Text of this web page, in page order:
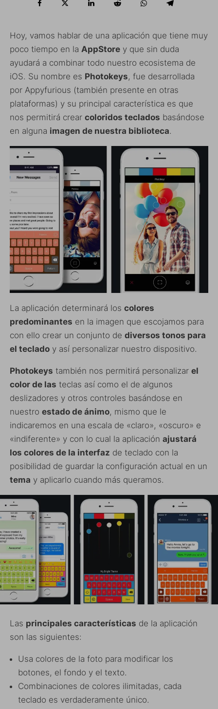
Hoy, vamos hablar de una aplicación que tiene muy
poco tiempo en la AppStore y que sin duda
ayudará a combinar todo nuestro ecosistema de
iOS. Su nombre es Photokeys, fue desarrollada
por Appyfurious (también presente en otras
plataformas) y su principal característica es que
nos permitirá crear coloridos teclados basándose
en alguna imagen de nuestra biblioteca.
La aplicación determinará los colores
predominantes en la imagen que escojamos para
con ello crear un conjunto de diversos tonos para
el teclado y así personalizar nuestro dispositivo.
Photokeys también nos permitirá personalizar el
color de las teclas así como el de algunos
deslizadores y otros controles basándose en
nuestro estado de ánimo, mismo que le
indicaremos en una escala de «claro», «oscuro» e
«indiferente» y con lo cual la aplicación ajustará
los colores de la interfaz de teclado con la
posibilidad de guardar la configuración actual en un
tema y aplicarlo cuando más queramos.
Las principales características de la aplicación
son las siguientes:
Usa colores de la foto para modificar los
botones, el fondo y el texto.
Combinaciones de colores ilimitadas, cada
teclado es verdaderamente único.